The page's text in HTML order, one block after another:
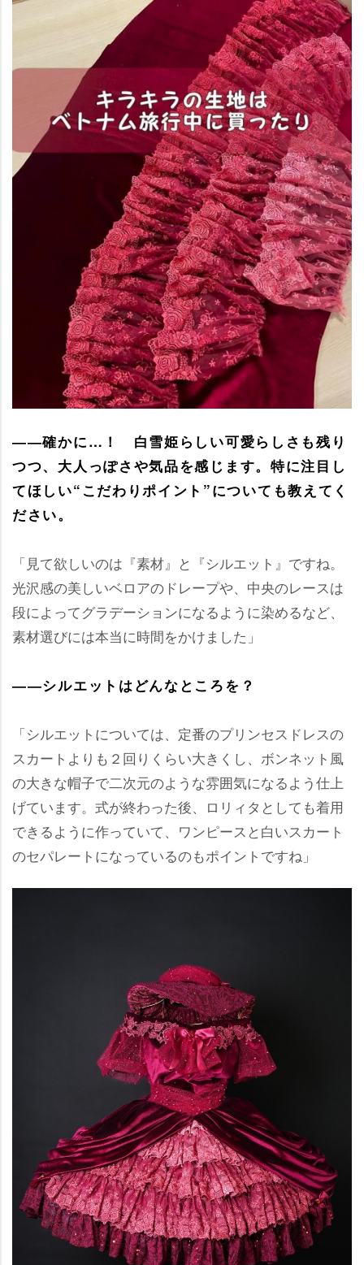
――確かに…！ 白雪姫らしい可愛らしさも残り
つつ、大人っぽさや気品を感じます。特に注目し
てほしい“こだわりポイント”についても教えてく
ださい。
「見て欲しいのは『素材』と『シルエット』ですね。
光沢感の美しいベロアのドレープや、中央のレースは
段によってグラデーションになるように染めるなど、
素材選びには本当に時間をかけました」
――シルエットはどんなところを？
「シルエットについては、定番のプリンセスドレスの
スカートよりも２回りくらい大きくし、ボンネット風
の大きな帽子で二次元のような雰囲気になるよう仕上
げています。式が終わった後、ロリィタとしても着用
できるように作っていて、ワンピースと白いスカート
のセパレートになっているのもポイントですね」